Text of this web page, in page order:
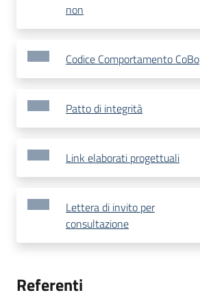
non
Codice Comportamento CoBo
Patto di integrità
Link elaborati progettuali
Lettera di invito per
consultazione
Referenti